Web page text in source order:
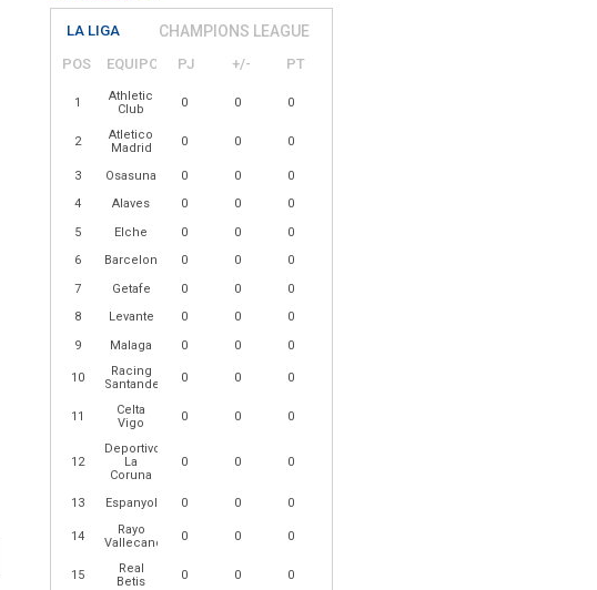
LA LIGA CHAMPIONS LEAGUE
POS EQUIPO PJ +/- PT
1
Athletic
Club
0 0 0
2
Atletico
Madrid
0 0 0
3 Osasuna 0 0
0
4
Alaves 0 0
0
5
Elche 0 0
0
6
Barcelona 0 0
0
7
Getafe 0 0
0
8
Levante 0 0
0
9
Malaga 0 0 0
10
Racing
Santander
0 0 0
11
Celta
Vigo
0 0 0
12
Deportivo
La
Coruna
0 0 0
13 Espanyol 0 0 0
14
Rayo
Vallecano
0 0 0
15
Real
Betis
0 0 0